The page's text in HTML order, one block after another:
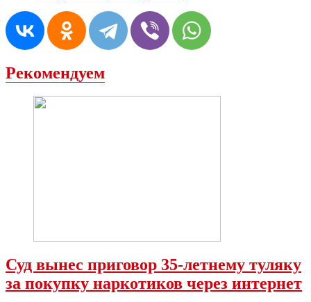
Рекомендуем
Суд вынес приговор 35-летнему туляку
за покупку наркотиков через интернет